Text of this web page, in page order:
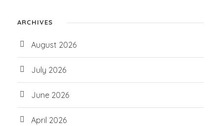
ARCHIVES
August 2026
July 2026
June 2026
April 2026